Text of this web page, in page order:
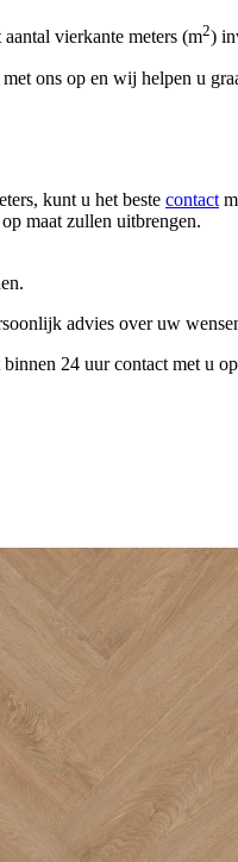
vierkante meters (m2)
ons op en wij helpen u
kunt u het beste contact
maat zullen uitbrengen.
advies over uw
24 uur contact met u